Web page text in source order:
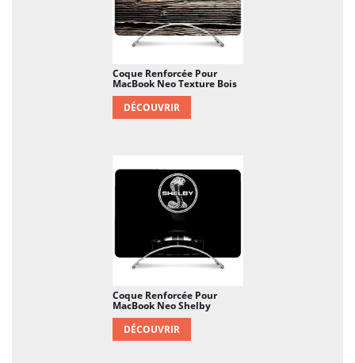
Coque Renforcée Pour
MacBook Neo Texture Bois
DÉCOUVRIR
Coque Renforcée Pour
MacBook Neo Shelby
DÉCOUVRIR